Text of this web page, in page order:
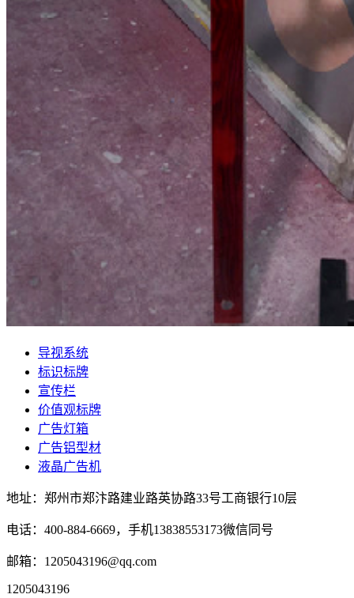
导视系统
标识标牌
宣传栏
价值观标牌
广告灯箱
广告铝型材
液晶广告机
地址：郑州市郑汴路建业路英协路33号工商银行10层
电话：400-884-6669，手机13838553173微信同号
邮箱：1205043196@qq.com
1205043196